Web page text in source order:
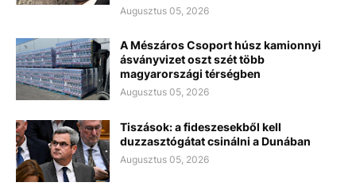
Augusztus 05, 2026
A Mészáros Csoport húsz kamionnyi
ásványvizet oszt szét több
magyarországi térségben
Augusztus 05, 2026
Tiszások: a fideszesekből kell
duzzasztógátat csinálni a Dunában
Augusztus 05, 2026